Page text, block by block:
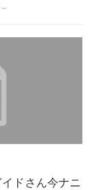
…
ドさん今ナニ